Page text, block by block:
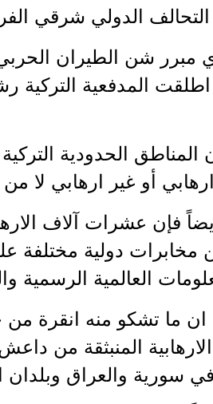
الدولي شرقي
مبرر شن الطيران
المدفعية التركية
أو غير ارهابي لا
فإن عشرات آلاف
دولية مختلفة
العالمية الرسمية
ما تشكو منه انقرة من
الارهابية المنبثقة من
في سورية والعراق